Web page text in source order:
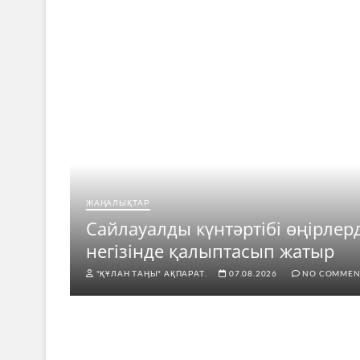
ЖАҢАЛЫҚТАР
Сайлауалды күнтәртібі
негізінде қалыптасып жатыр
"ҚҰЛАН ТАҢЫ" АҚПАРАТ. 07.08.2026 NO